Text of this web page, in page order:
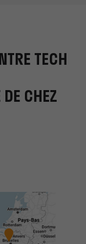
TECH
DE CHEZ